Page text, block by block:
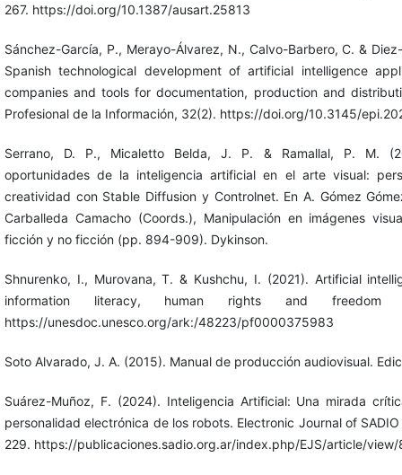
267. https://doi.org/10.1387/ausart.25813
Sánchez-García, P., Merayo-Álvarez, N., Calvo-Barbero, C. &
Spanish technological development of artificial intelligence
companies and tools for documentation, production and
Profesional de la Información, 32(2). https://doi.org/10.3145/
Serrano, D. P., Micaletto Belda, J. P. & Ramallal, P. M.
oportunidades de la inteligencia artificial en el arte visual:
creatividad con Stable Diffusion y Controlnet. En A. Gómez
Carballeda Camacho (Coords.), Manipulación en imágenes
ficción y no ficción (pp. 894-909). Dykinson.
Shnurenko, I., Murovana, T. & Kushchu, I. (2021). Artificial
information literacy, human rights and freedom
https://unesdoc.unesco.org/ark:/48223/pf0000375983
Soto Alvarado, J. A. (2015). Manual de producción audiovisual.
Suárez-Muñoz, F. (2024). Inteligencia Artificial: Una mirada
personalidad electrónica de los robots. Electronic Journal of
229. https://publicaciones.sadio.org.ar/index.php/EJS/article/